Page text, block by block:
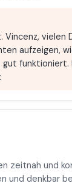
vielen
aufzeigen,
funktioniert.
zeitnah und
und denkbar